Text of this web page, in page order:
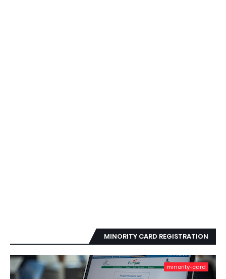
MINORITY CARD REGISTRATION
minority-card